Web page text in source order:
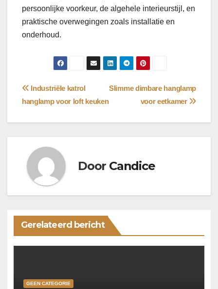
persoonlijke voorkeur, de algehele interieurstijl, en
praktische overwegingen zoals installatie en
onderhoud.
Bericht
navigatie
Slimme dimbare hanglamp
voor eetkamer
Industriële katrol
hanglamp voor loft keuken
Door Candice
Gerelateerd bericht
GEEN CATEGORIE